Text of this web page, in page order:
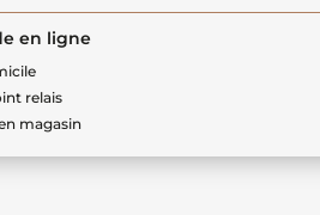
en ligne
relais
magasin